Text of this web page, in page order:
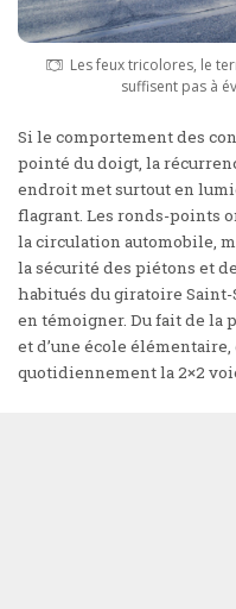
Les feux tricolores, le
suffisent pas à
Si le comportement des
pointé du doigt, la
endroit met surtout en
flagrant. Les ronds-points
la circulation automobile,
la sécurité des piétons et
habitués du giratoire Saint-
en témoigner. Du fait de la
et d’une école
quotidiennement la 2×2